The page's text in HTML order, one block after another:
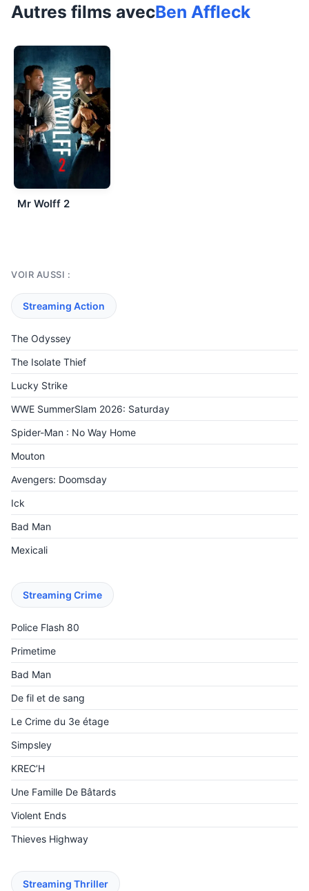
Autres films avecBen Affleck
Mr Wolff 2
VOIR AUSSI :
Streaming Action
The Odyssey
The Isolate Thief
Lucky Strike
WWE SummerSlam 2026: Saturday
Spider-Man : No Way Home
Mouton
Avengers: Doomsday
Ick
Bad Man
Mexicali
Streaming Crime
Police Flash 80
Primetime
Bad Man
De fil et de sang
Le Crime du 3e étage
Simpsley
KREC’H
Une Famille De Bâtards
Violent Ends
Thieves Highway
Streaming Thriller